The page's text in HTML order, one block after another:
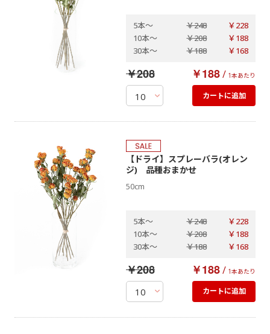
5本～ ￥248
￥228
10本～ ￥208
￥188
30本～ ￥188 ￥168
￥208 ￥188/ 1本あたり
カートに追加
【ドライ】スプレーバラ(オレン
ジ) 品種おまかせ
50cm
5本～ ￥248
￥228
10本～ ￥208
￥188
30本～ ￥188 ￥168
￥208 ￥188/ 1本あたり
カートに追加